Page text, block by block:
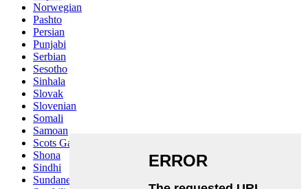
Norwegian
Pashto
Persian
Punjabi
Serbian
Sesotho
Sinhala
Slovak
Slovenian
Somali
Samoan
Scots Gaelic
Shona
Sindhi
Sundanese